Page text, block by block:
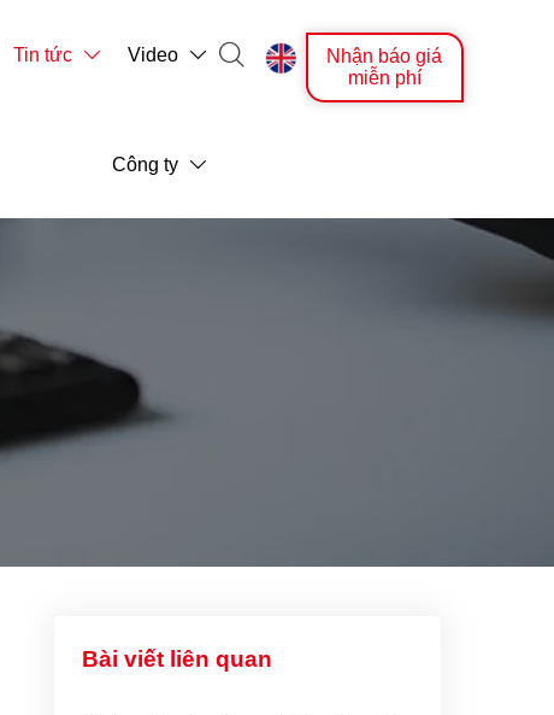
Tin tức  Video 
Công ty 
 
Nhận báo giá
miễn phí
Bài viết liên quan